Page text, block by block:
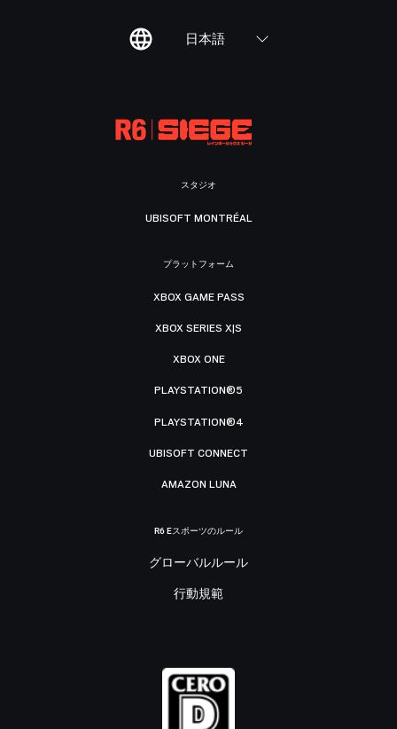
日本語
スタジオ
UBISOFT MONTRÉAL
プラットフォーム
XBOX GAME PASS
XBOX SERIES X|S
XBOX ONE
PLAYSTATION®5
PLAYSTATION®4
UBISOFT CONNECT
AMAZON LUNA
R6 Eスポーツのルール
グローバルルール
行動規範